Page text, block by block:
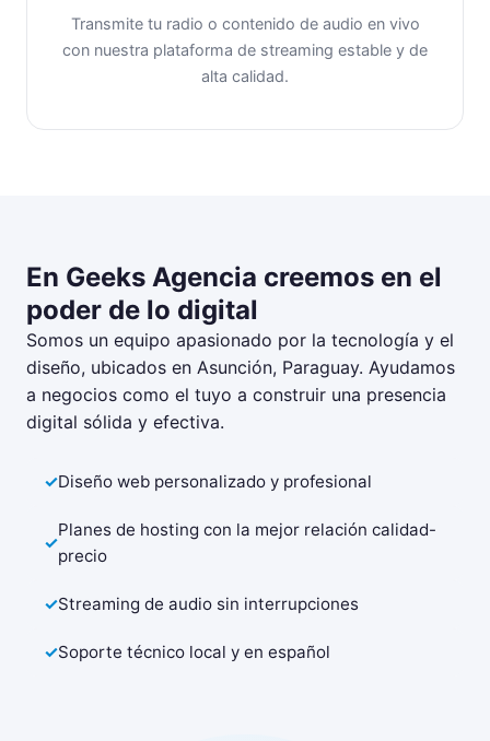
Transmite tu radio o contenido de audio en vivo
con nuestra plataforma de streaming estable y de
alta calidad.
En Geeks Agencia creemos en el
poder de lo digital
Somos un equipo apasionado por la tecnología y el
diseño, ubicados en Asunción, Paraguay. Ayudamos
a negocios como el tuyo a construir una presencia
digital sólida y efectiva.
Diseño web personalizado y profesional
Planes de hosting con la mejor relación calidad-
precio
Streaming de audio sin interrupciones
Soporte técnico local y en español